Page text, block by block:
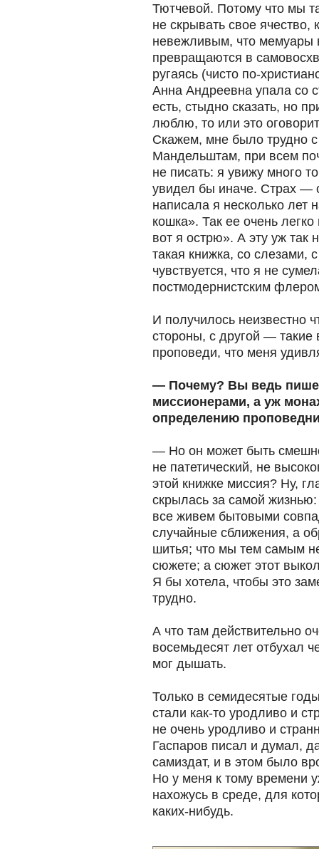
Тютчевой. Потому что мы
не скрывать свое ячество,
невежливым, что мемуары
превращаются в
ругаясь (чисто по-
Анна Андреевна упала со
есть, стыдно сказать, но
люблю, то или это
Скажем, мне было трудно
Мандельштам, при всем
не писать: я увижу много
увидел бы иначе. Страх —
написала я несколько лет
кошка». Так ее очень
вот я острю». А эту уж
такая книжка, со слезами,
чувствуется, что я не
постмодернистским
И получилось неизвестно
стороны, с другой —
проповеди, что меня
— Почему? Вы ведь
миссионерами, а уж
определению
— Но он может быть
не патетический, не
этой книжке миссия? Ну,
скрылась за самой
все живем бытовыми
случайные сближения, а
шитья; что мы тем самым
сюжете; а сюжет этот
Я бы хотела, чтобы это
трудно.
А что там действительно
восемьдесят лет отбухал
мог дышать.
Только в семидесятые
стали как-то уродливо и
не очень уродливо и
Гаспаров писал и думал,
самиздат, и в этом было
Но у меня к тому времени
нахожусь в среде, для
каких-нибудь.